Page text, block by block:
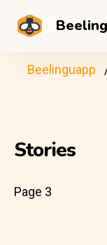
Beelinguapp
Stories
Page 3